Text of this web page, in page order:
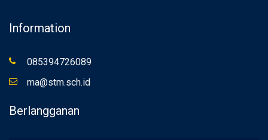
Information
085394726089
ma@stm.sch.id
Berlangganan